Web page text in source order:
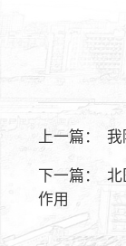
上一篇： 我
下一篇：
北
作用